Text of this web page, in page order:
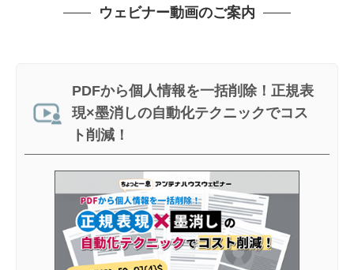
ウェビナー動画のご案内
PDFから個人情報を一括削除！正規表
現×墨消しの自動化テクニックでコス
ト削減！